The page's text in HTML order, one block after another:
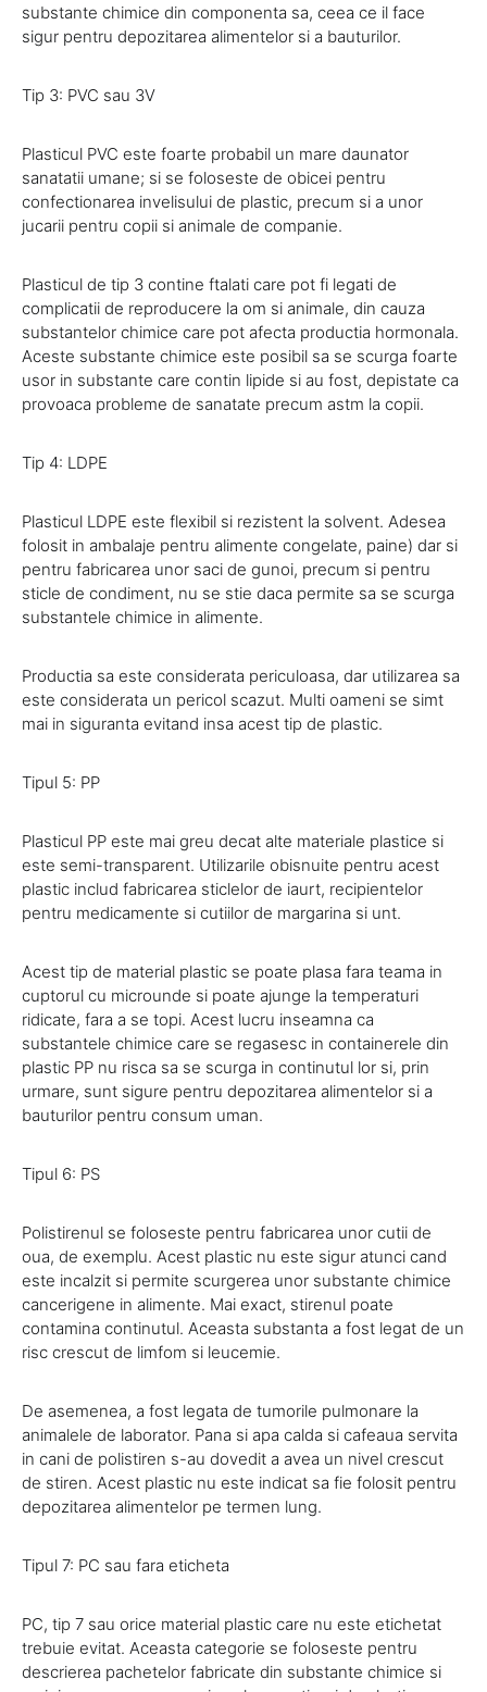
substante chimice din componenta sa, ceea ce il face
sigur pentru depozitarea alimentelor si a bauturilor.
Tip 3: PVC sau 3V
Plasticul PVC este foarte probabil un mare daunator
sanatatii umane; si se foloseste de obicei pentru
confectionarea invelisului de plastic, precum si a unor
jucarii pentru copii si animale de companie.
Plasticul de tip 3 contine ftalati care pot fi legati de
complicatii de reproducere la om si animale, din cauza
substantelor chimice care pot afecta productia hormonala.
Aceste substante chimice este posibil sa se scurga foarte
usor in substante care contin lipide si au fost, depistate ca
provoaca probleme de sanatate precum astm la copii.
Tip 4: LDPE
Plasticul LDPE este flexibil si rezistent la solvent. Adesea
folosit in ambalaje pentru alimente congelate, paine) dar si
pentru fabricarea unor saci de gunoi, precum si pentru
sticle de condiment, nu se stie daca permite sa se scurga
substantele chimice in alimente.
Productia sa este considerata periculoasa, dar utilizarea sa
este considerata un pericol scazut. Multi oameni se simt
mai in siguranta evitand insa acest tip de plastic.
Tipul 5: PP
Plasticul PP este mai greu decat alte materiale plastice si
este semi-transparent. Utilizarile obisnuite pentru acest
plastic includ fabricarea sticlelor de iaurt, recipientelor
pentru medicamente si cutiilor de margarina si unt.
Acest tip de material plastic se poate plasa fara teama in
cuptorul cu microunde si poate ajunge la temperaturi
ridicate, fara a se topi. Acest lucru inseamna ca
substantele chimice care se regasesc in containerele din
plastic PP nu risca sa se scurga in continutul lor si, prin
urmare, sunt sigure pentru depozitarea alimentelor si a
bauturilor pentru consum uman.
Tipul 6: PS
Polistirenul se foloseste pentru fabricarea unor cutii de
oua, de exemplu. Acest plastic nu este sigur atunci cand
este incalzit si permite scurgerea unor substante chimice
cancerigene in alimente. Mai exact, stirenul poate
contamina continutul. Aceasta substanta a fost legat de un
risc crescut de limfom si leucemie.
De asemenea, a fost legata de tumorile pulmonare la
animalele de laborator. Pana si apa calda si cafeaua servita
in cani de polistiren s-au dovedit a avea un nivel crescut
de stiren. Acest plastic nu este indicat sa fie folosit pentru
depozitarea alimentelor pe termen lung.
Tipul 7: PC sau fara eticheta
PC, tip 7 sau orice material plastic care nu este etichetat
trebuie evitat. Aceasta categorie se foloseste pentru
descrierea pachetelor fabricate din substante chimice si